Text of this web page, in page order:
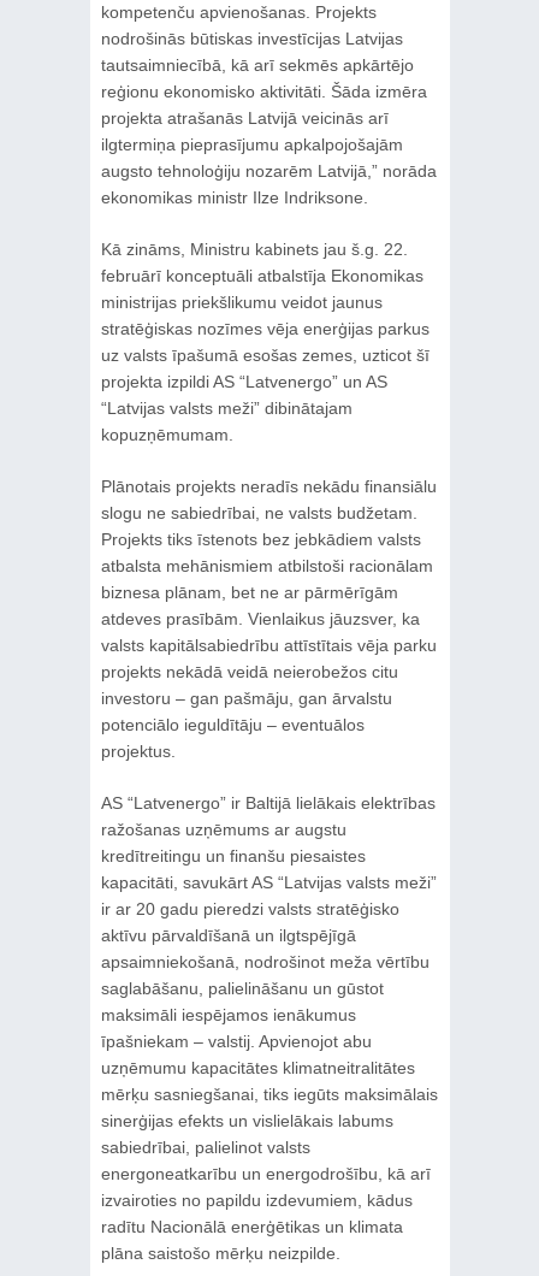
kompetenču apvienošanas. Projekts
nodrošinās būtiskas investīcijas Latvijas
tautsaimniecībā, kā arī sekmēs apkārtējo
reģionu ekonomisko aktivitāti. Šāda izmēra
projekta atrašanās Latvijā veicinās arī
ilgtermiņa pieprasījumu apkalpojošajām
augsto tehnoloģiju nozarēm Latvijā,” norāda
ekonomikas ministr Ilze Indriksone.
Kā zināms, Ministru kabinets jau š.g. 22.
februārī konceptuāli atbalstīja Ekonomikas
ministrijas priekšlikumu veidot jaunus
stratēģiskas nozīmes vēja enerģijas parkus
uz valsts īpašumā esošas zemes, uzticot šī
projekta izpildi AS “Latvenergo” un AS
“Latvijas valsts meži” dibinātajam
kopuzņēmumam.
Plānotais projekts neradīs nekādu finansiālu
slogu ne sabiedrībai, ne valsts budžetam.
Projekts tiks īstenots bez jebkādiem valsts
atbalsta mehānismiem atbilstoši racionālam
biznesa plānam, bet ne ar pārmērīgām
atdeves prasībām. Vienlaikus jāuzsver, ka
valsts kapitālsabiedrību attīstītais vēja parku
projekts nekādā veidā neierobežos citu
investoru – gan pašmāju, gan ārvalstu
potenciālo ieguldītāju – eventuālos
projektus.
AS “Latvenergo” ir Baltijā lielākais elektrības
ražošanas uzņēmums ar augstu
kredītreitingu un finanšu piesaistes
kapacitāti, savukārt AS “Latvijas valsts meži”
ir ar 20 gadu pieredzi valsts stratēģisko
aktīvu pārvaldīšanā un ilgtspējīgā
apsaimniekošanā, nodrošinot meža vērtību
saglabāšanu, palielināšanu un gūstot
maksimāli iespējamos ienākumus
īpašniekam – valstij. Apvienojot abu
uzņēmumu kapacitātes klimatneitralitātes
mērķu sasniegšanai, tiks iegūts maksimālais
sinerģijas efekts un vislielākais labums
sabiedrībai, palielinot valsts
energoneatkarību un energodrošību, kā arī
izvairoties no papildu izdevumiem, kādus
radītu Nacionālā enerģētikas un klimata
plāna saistošo mērķu neizpilde.